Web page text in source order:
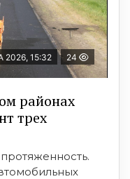
2026, 15:32 24
районах
трех